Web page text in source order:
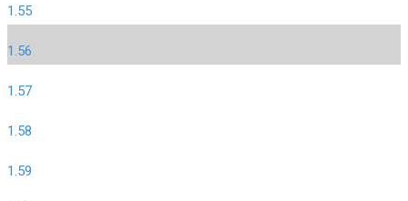
1.55
1.56
1.57
1.58
1.59